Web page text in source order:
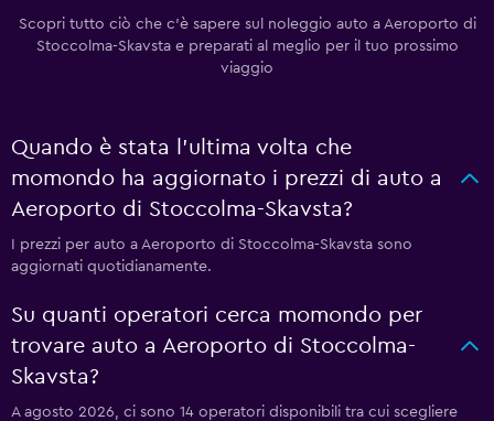
Scopri tutto ciò che c'è sapere sul noleggio auto a Aeroporto di
Stoccolma-Skavsta e preparati al meglio per il tuo prossimo
viaggio
Quando è stata l'ultima volta che
momondo ha aggiornato i prezzi di auto a
Aeroporto di Stoccolma-Skavsta?
I prezzi per auto a Aeroporto di Stoccolma-Skavsta sono
aggiornati quotidianamente.
Su quanti operatori cerca momondo per
trovare auto a Aeroporto di Stoccolma-
Skavsta?
A agosto 2026, ci sono 14 operatori disponibili tra cui scegliere